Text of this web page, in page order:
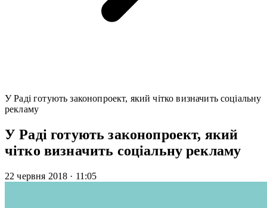
У Раді готують законопроект, який чітко визначить соціальну
рекламу
У Раді готують законопроект, який
чітко визначить соціальну рекламу
22 червня 2018 · 11:05